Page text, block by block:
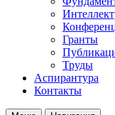
Гранты
Труды
Аспирантура
Контакты